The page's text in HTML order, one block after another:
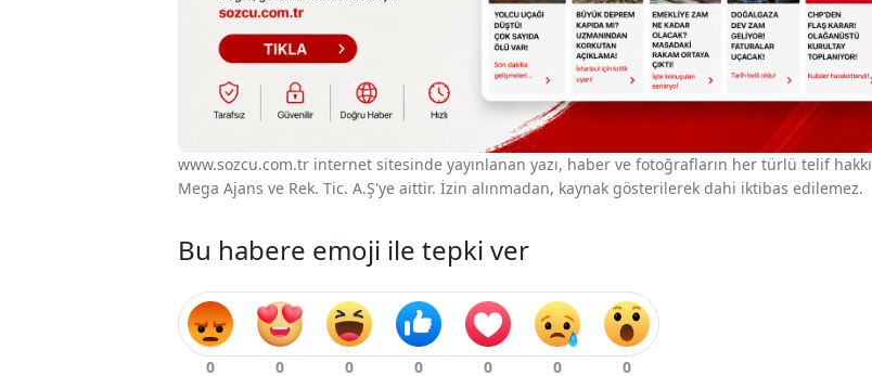
www.sozcu.com.tr internet sitesinde yayınlanan yazı, haber ve fotoğrafların her türlü telif hakkı
Mega Ajans ve Rek. Tic. A.Ş'ye aittir. İzin alınmadan, kaynak gösterilerek dahi iktibas edilemez.
Bu habere emoji ile tepki ver